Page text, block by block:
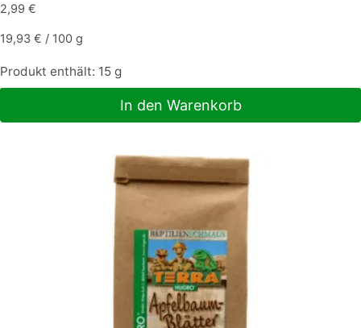
2,99 €
19,93 € / 100 g
Produkt enthält: 15 g
In den Warenkorb